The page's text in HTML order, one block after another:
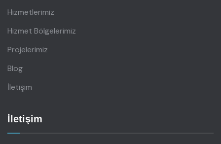
Hizmetlerimiz
Hizmet Bölgelerimiz
Projelerimiz
Blog
İletişim
İletişim